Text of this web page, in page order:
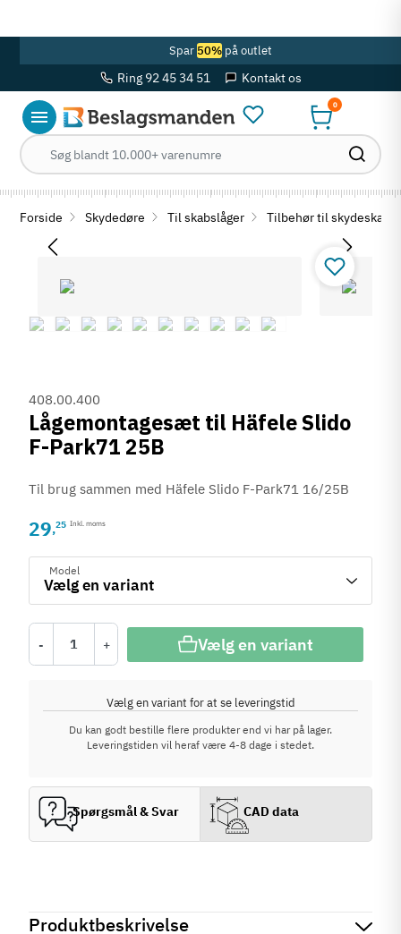
Spar 50%på outlet
Ring 92 45 34 51 Kontakt os
0
Forside Skydedøre Til skabslåger Tilbehør til
Produktbeskrivelse
408.00.400
Lågemontagesæt til Häfele Slido
F-Park71 25B
Til brug sammen med Häfele Slido F-Park71 16/25B
29,25 Inkl. moms
Model
- + Vælg en variant
Vælg en variant for at se leveringstid
Du kan godt bestille flere produkter end vi har på lager.
Leveringstiden vil heraf være 4-8 dage i stedet.
Spørgsmål & Svar CAD data